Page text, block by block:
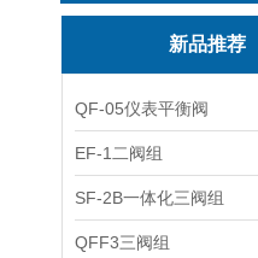
新品推荐
QF-05仪表平衡阀
EF-1二阀组
SF-2B一体化三阀组
QFF3三阀组